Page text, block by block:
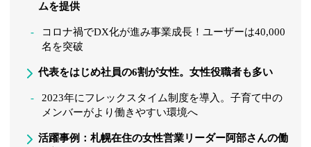
ムを提供
コロナ禍でDX化が進み事業成長！ユーザーは40,000
名を突破
代表をはじめ社員の6割が女性。女性役職者も多い
2023年にフレックスタイム制度を導入。子育て中の
メンバーがより働きやすい環境へ
活躍事例：札幌在住の女性営業リーダー阿部さんの働